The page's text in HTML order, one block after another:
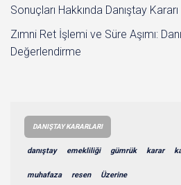
Sonuçları Hakkında Danıştay Kararı
Zımni Ret İşlemi ve Süre Aşımı:
Değerlendirme
DANIŞTAY KARARLARI
danıştay emekliliği gümrük karar
muhafaza resen Üzerine